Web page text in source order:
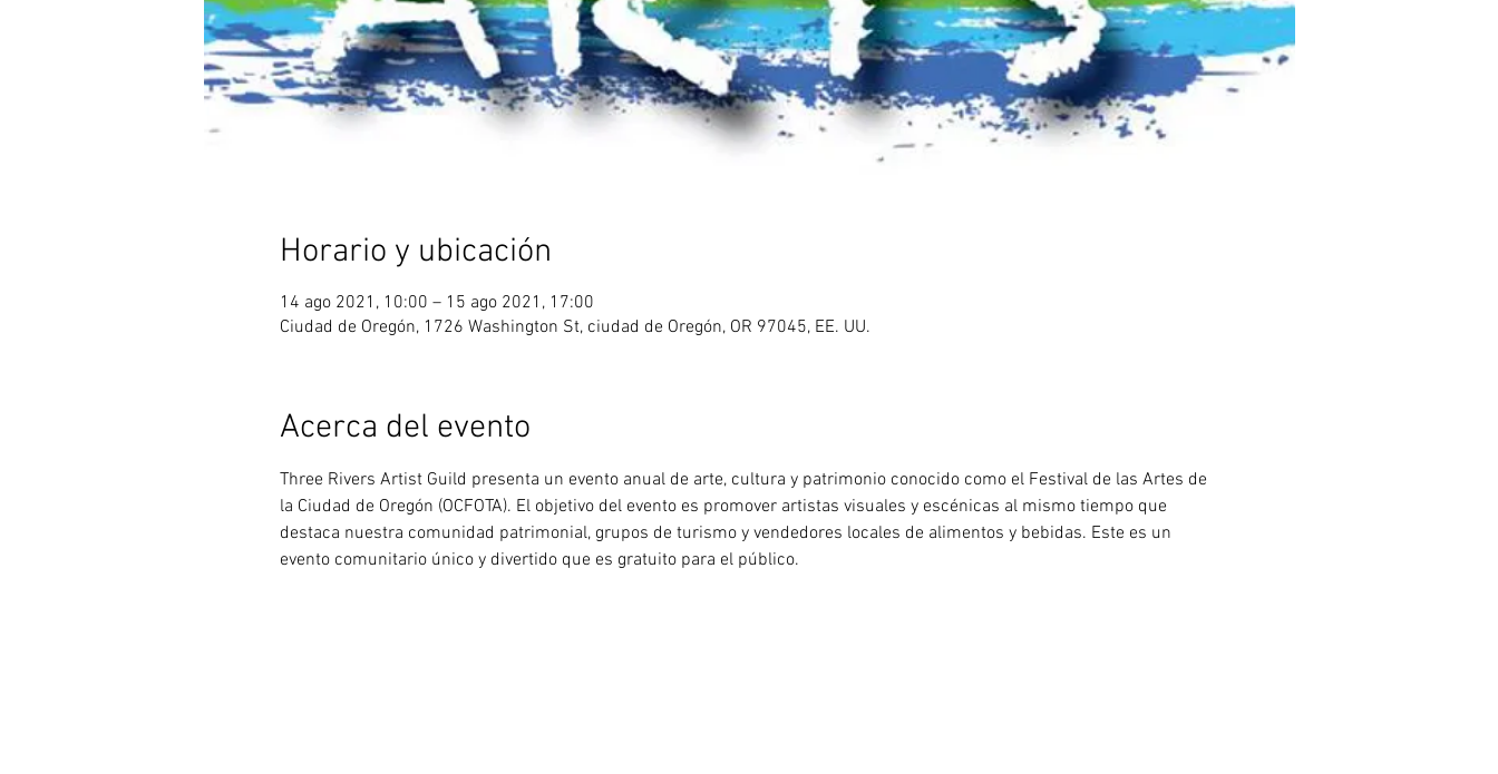
Horario y ubicación
14 ago 2021, 10:00 – 15 ago 2021, 17:00
Ciudad de Oregón, 1726 Washington St, ciudad de Oregón, OR 97045, EE. UU.
Acerca del evento
Three Rivers Artist Guild presenta un evento anual de arte, cultura y patrimonio conocido como el Festival de las Artes de
la Ciudad de Oregón (OCFOTA). El objetivo del evento es promover artistas visuales y escénicas al mismo tiempo que
destaca nuestra comunidad patrimonial, grupos de turismo y vendedores locales de alimentos y bebidas. Este es un
evento comunitario único y divertido que es gratuito para el público.